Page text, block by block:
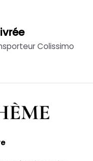
Colissimo